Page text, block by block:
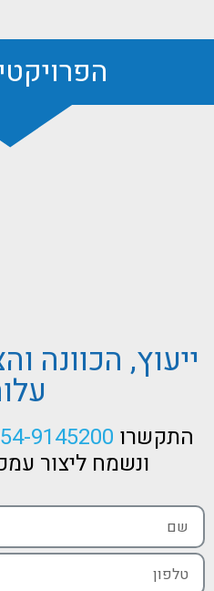
ייעוץ, הכוונה
התקשרו 9145200
ונשמח ליצור